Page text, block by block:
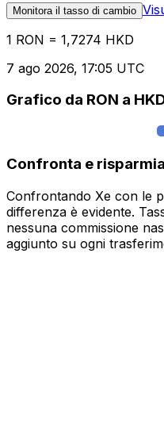
Monitora il tasso di cambio
1 RON = 1,7274 HKD
7 ago 2026, 17:05 UTC
Grafico da RON a
Confronta e risparmia
Confrontando Xe con le
differenza è evidente.
nessuna commissione
aggiunto su ogni